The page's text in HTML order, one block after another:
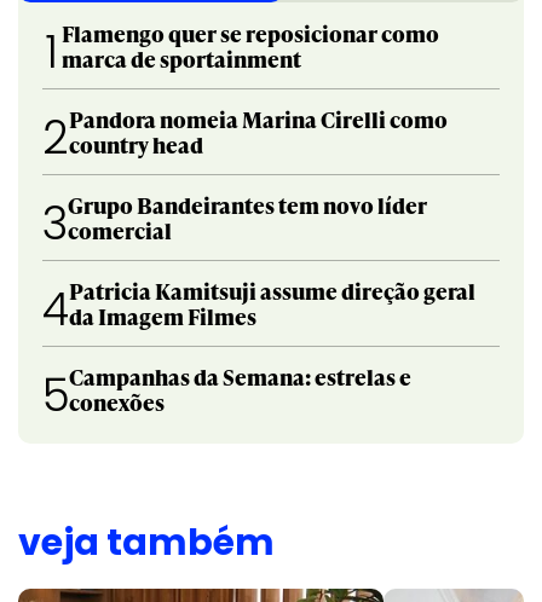
1 Flamengo quer se reposicionar como
marca de sportainment
2Pandora nomeia Marina Cirelli como
country head
3Grupo Bandeirantes tem novo líder
comercial
4Patricia Kamitsuji assume direção geral
da Imagem Filmes
5Campanhas da Semana: estrelas e
conexões
veja também